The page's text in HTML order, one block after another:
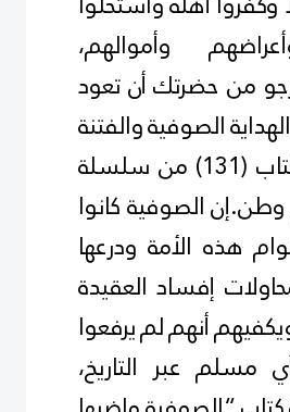
وأموالهم،
من حضرتك أن تعود
الصوفية والفتنة
الوهابية” الكتاب (131) من سلسلة
وطن.إن الصوفية كانوا
هذه الأمة ودرعها
إفساد العقيدة
أنهم لم يرفعوا
مسلم عبر التاريخ،